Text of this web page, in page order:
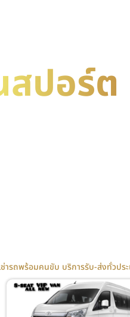
สปอร์ต
ารถพร้อมคนขับ บริการรับ-ส่งทั่วปร